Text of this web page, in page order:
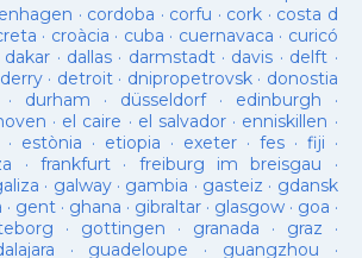
· cordoba · corfu · cork · costa d
· croàcia · cuba · cuernavaca · curicó
dakar · dallas · darmstadt· davis · delft ·
derry· detroit· dnipropetrovsk· donostia
· durham · düsseldorf· edinburgh ·
· el caire · el salvador · enniskillen ·
· estònia · etiopia · exeter· fes· fiji ·
· frankfurt· freiburg im breisgau ·
· galway· gambia · gasteiz · gdansk
· gent· ghana · gibraltar· glasgow· goa ·
· gottingen · granada · graz ·
· guadeloupe · guangzhou ·